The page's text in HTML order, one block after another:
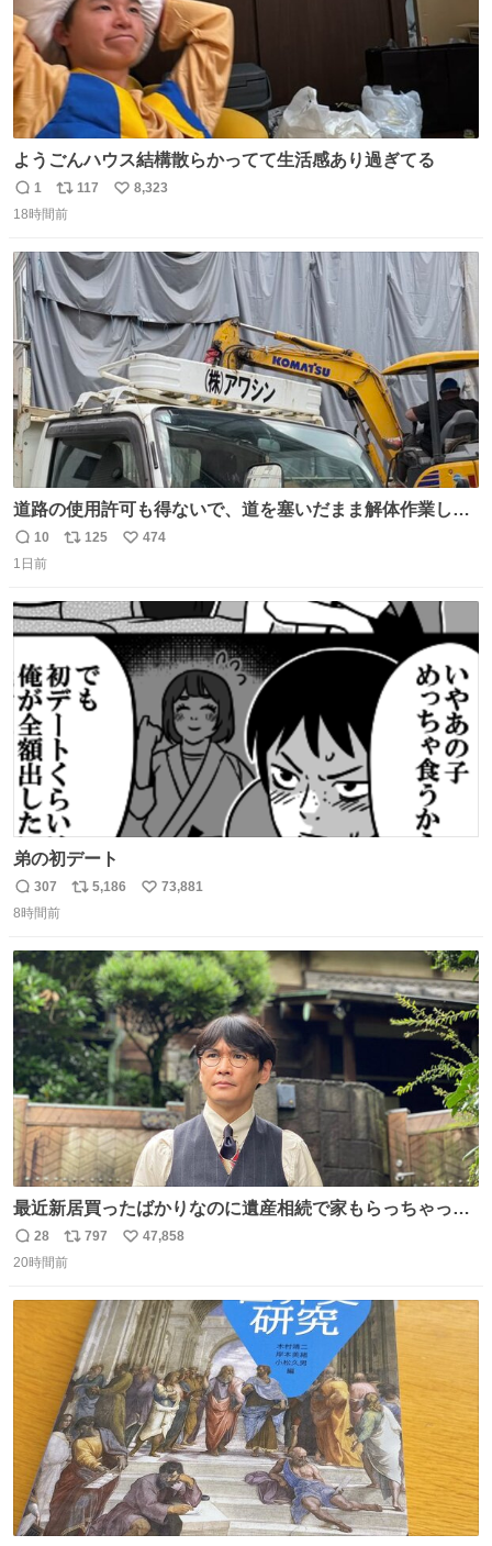
ようごんハウス結構散らかってて生活感あり過ぎてる
返
信
1
リ
ポ
ト
数
117
い
数
8,323
18時間前
道路の使用許可も得ないで、道を塞いだまま解体作業して
る。 写真を撮ろうとしたら「勝手に写真撮るな馬鹿野郎」
と罵倒されるなど。
返
信
10
リ
ト
数
125
い
数
474
1日前
弟の初デート
返
信
307
リ
ト
数
5,186
い
数
73,881
8時間前
最近新居買ったばかりなのに遺産相続で家もらっちゃった
長男
返
信
28
リ
ポ
数
797
い
数
47,858
20時間前